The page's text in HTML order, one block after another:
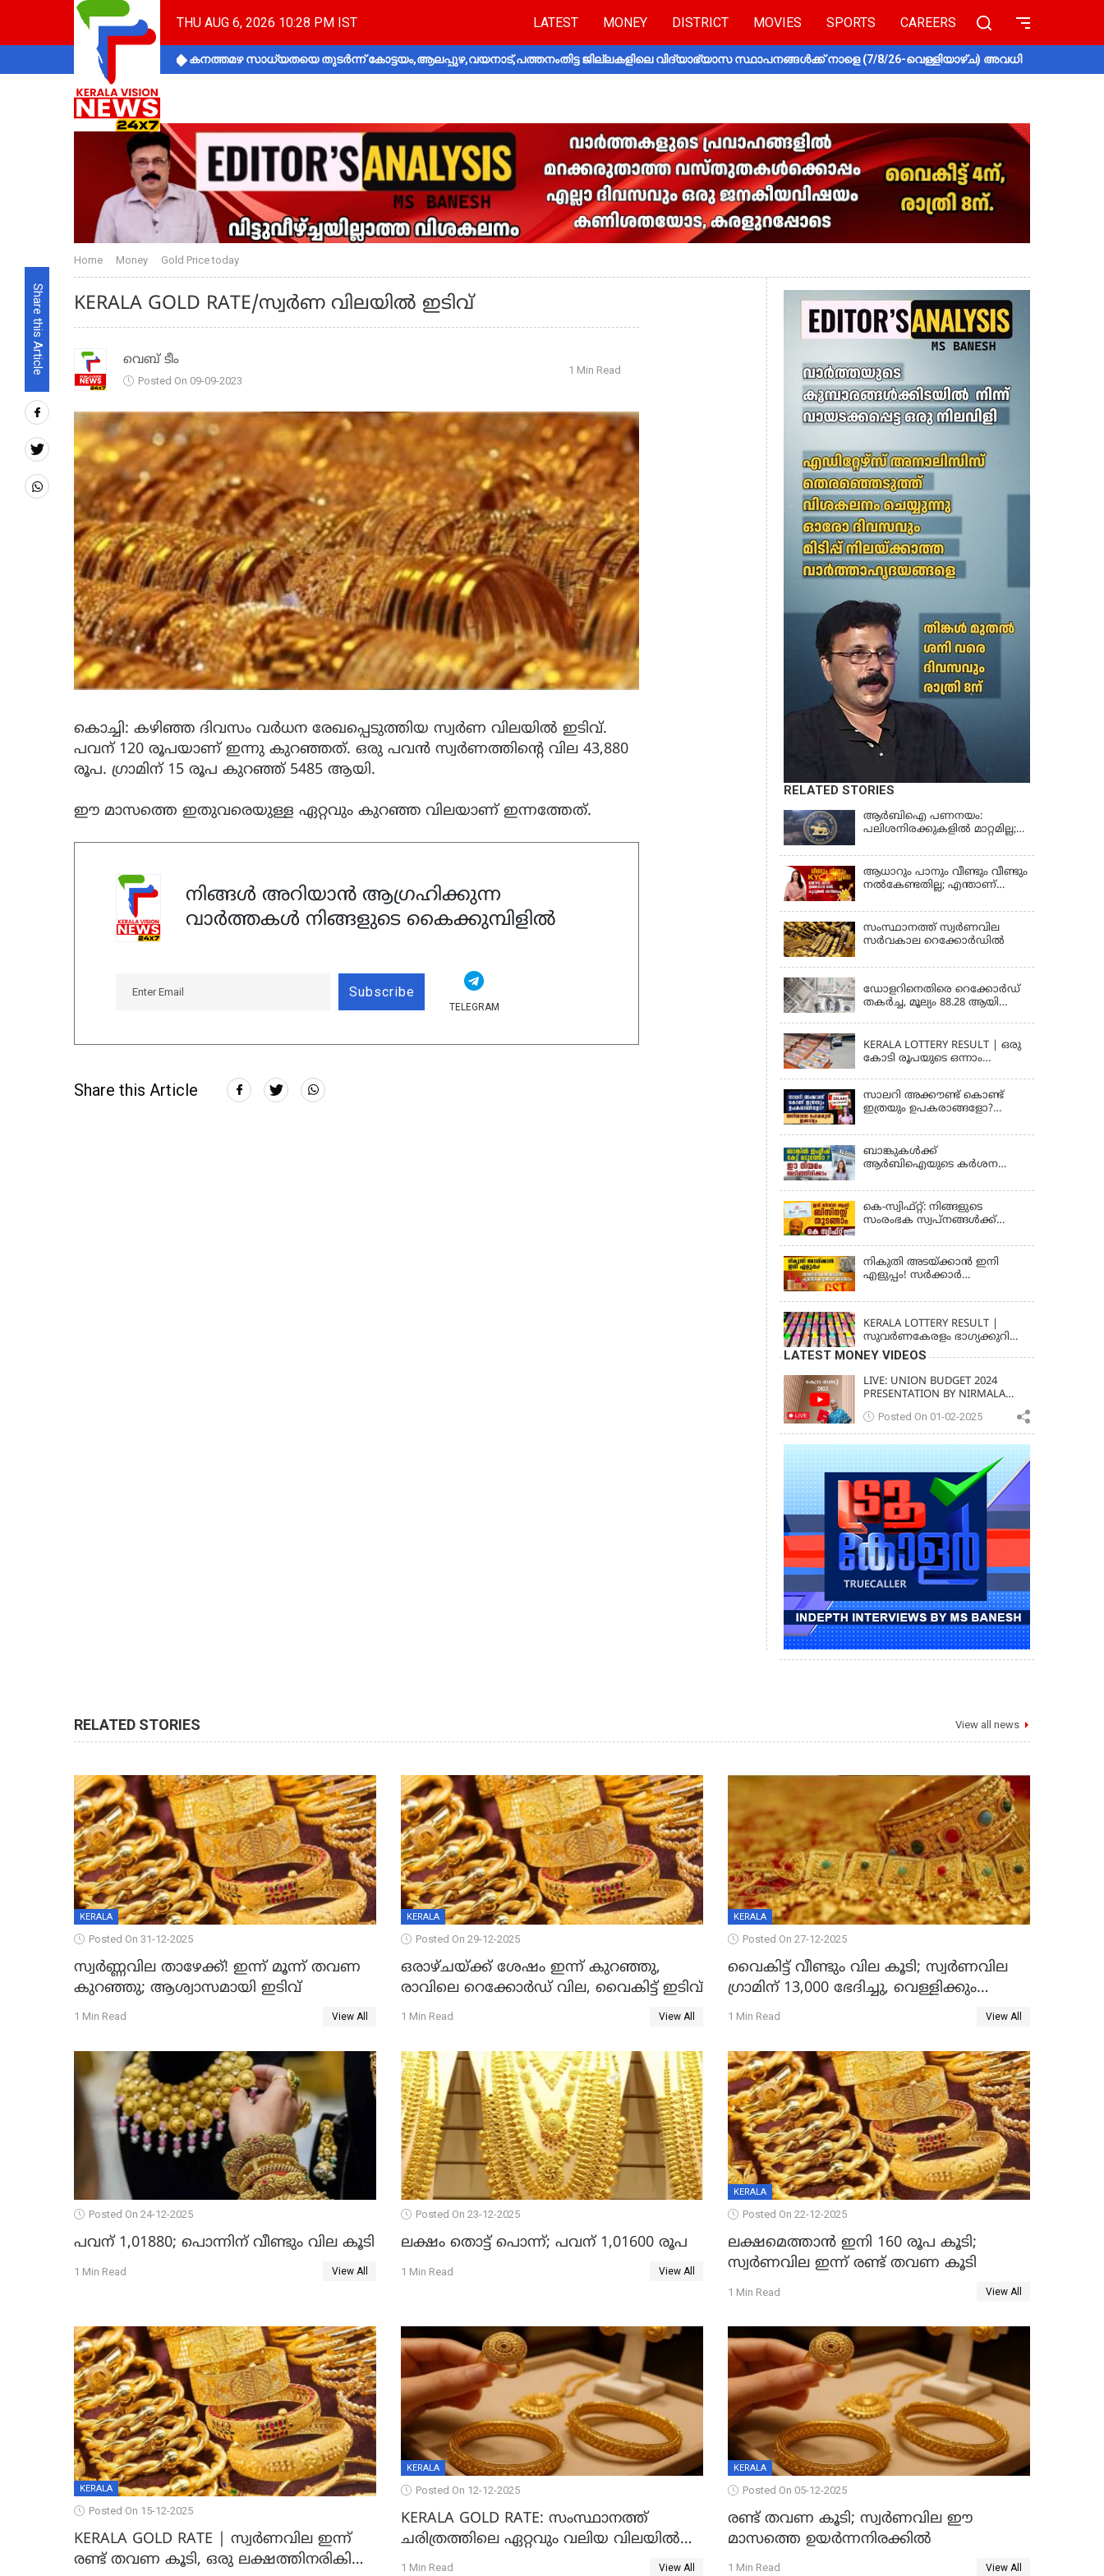
THU AUG 6, 2026 10:28 PM IST LATEST MONEY DISTRICT MOVIES SPORTS CAREERS
കനത്തമഴ സാധ്യതയെ തുടർന്ന് കോട്ടയം,ആലപ്പുഴ,വയനാട്,പത്തനംതിട്ട ജില്ലകളിലെ വിദ്യാഭ്യാസ സ്ഥാപനങ്ങൾക്ക് നാളെ (7/8/26-വെള്ളിയാഴ്ച) അവധി
Share this Article
Home Money Gold Price today
KERALA GOLD RATE/സ്വര്‍ണ വിലയില്‍ ഇടിവ്
വെബ് ടീം
Posted On 09-09-2023
1 Min Read
കൊച്ചി: കഴിഞ്ഞ ദിവസം വര്‍ധന രേഖപ്പെടുത്തിയ സ്വര്‍ണ വിലയില്‍ ഇടിവ്.
പവന് 120 രൂപയാണ് ഇന്നു കുറഞ്ഞത്. ഒരു പവന്‍ സ്വര്‍ണത്തിന്റെ വില 43,880
രൂപ. ഗ്രാമിന് 15 രൂപ കുറഞ്ഞ് 5485 ആയി.
ഈ മാസത്തെ ഇതുവരെയുള്ള ഏറ്റവും കുറഞ്ഞ വിലയാണ് ഇന്നത്തേത്.
നിങ്ങൾ അറിയാൻ ആഗ്രഹിക്കുന്ന
വാർത്തകൾ നിങ്ങളുടെ കൈക്കുമ്പിളിൽ
Subscribe
TELEGRAM
Share this Article
RELATED STORIES
ആർബിഐ പണനയം:
പലിശനിരക്കുകളിൽ മാറ്റമില്ല;
ശതമാനമായി തുടരും
ആധാറും പാനും വീണ്ടും വീണ്ടും
നൽകേണ്ടതില്ല; എന്താണ്
എളുപ്പമാക്കുന്ന CKYC?
സംസ്ഥാനത്ത് സ്വര്‍ണവില
സര്‍വകാല റെക്കോര്‍ഡില്‍
ഡോളറിനെതിരെ റെക്കോർഡ്
തകർച്ച, മൂല്യം 88.28 ആയി
KERALA LOTTERY RESULT | ഒരു
കോടി രൂപയുടെ ഒന്നാം
പ്രഖ്യാപിച്ചു | STHREE SAKTHI SS
482 LOTTERY RESULT
സാലറി അക്കൗണ്ട് കൊണ്ട്
ഇത്രയും ഉപകരാങ്ങളോ?
ഇക്കാര്യം
ബാങ്കുകൾക്ക്
ആർബിഐയുടെ കർശന
മലയാളത്തിൽ, പരാതികൾക്ക്
ഉടൻ പരിഹാരം
കെ-സ്വിഫ്റ്റ്: നിങ്ങളുടെ
സംരംഭക സ്വപ്നങ്ങൾക്ക്
നികുതി അടയ്ക്കാൻ ഇനി
എളുപ്പം! സർക്കാർ
അറിയാം
KERALA LOTTERY RESULT |
സുവര്‍ണകേരളം ഭാഗ്യക്കുറി
നറുക്കെടുപ്പ് ഫലം (SUVARNA
KERALAM SK-16)
LATEST MONEY VIDEOS
LIVE: UNION BUDGET 2024
PRESENTATION BY NIRMALA
SITHARAMAN | KERALA VISION
NEWSPosted On 01-02-2025
RELATED STORIES View all news
KERALA
Posted On 31-12-2025
സ്വർണ്ണവില താഴേക്ക്! ഇന്ന് മൂന്ന് തവണ
കുറഞ്ഞു; ആശ്വാസമായി ഇടിവ്
1 Min Read View All
KERALA
Posted On 29-12-2025
ഒരാഴ്ചയ്ക്ക് ശേഷം ഇന്ന് കുറഞ്ഞു,
രാവിലെ റെക്കോർഡ് വില, വൈകിട്ട് ഇടിവ്
1 Min Read View All
KERALA
Posted On 27-12-2025
വൈകിട്ട് വീണ്ടും വില കൂടി; സ്വർണവില
ഗ്രാമിന് 13,000 ഭേദിച്ചു, വെള്ളിക്കും
റെക്കോർഡ്
1 Min Read View All
Posted On 24-12-2025
പവന് 1,01880; പൊന്നിന് വീണ്ടും വില കൂടി
1 Min Read View All
Posted On 23-12-2025
ലക്ഷം തൊട്ട് പൊന്ന്; പവന് 1,01600 രൂപ
1 Min Read View All
KERALA
Posted On 22-12-2025
ലക്ഷമെത്താൻ ഇനി 160 രൂപ കൂടി;
സ്വർണവില ഇന്ന് രണ്ട് തവണ കൂടി
1 Min Read View All
KERALA
Posted On 15-12-2025
KERALA GOLD RATE | സ്വർണവില ഇന്ന്
രണ്ട് തവണ കൂടി, ഒരു ലക്ഷത്തിനരികിൽ;
KERALA
Posted On 12-12-2025
KERALA GOLD RATE: സംസ്ഥാനത്ത്
ചരിത്രത്തിലെ ഏറ്റവും വലിയ വിലയിൽ
സ്വർണം; സർവ്വകാല റെക്കോർഡിൽ
1 Min Read View All
KERALA
Posted On 05-12-2025
രണ്ട് തവണ കൂടി; സ്വർണവില ഈ
മാസത്തെ ഉയർന്നനിരക്കിൽ
1 Min Read View All